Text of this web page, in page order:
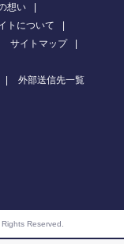
想い
トについて
サイトマップ
外部送信先一覧
Rights Reserved.